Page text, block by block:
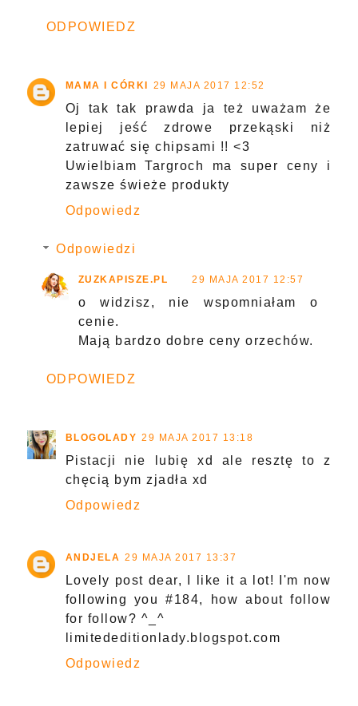
ODPOWIEDZ
MAMA I CÓRKI 29 MAJA 2017 12:52
Oj tak tak prawda ja też uważam że
lepiej jeść zdrowe przekąski niż
zatruwać się chipsami !! <3
Uwielbiam Targroch ma super ceny i
zawsze świeże produkty
Odpowiedz
Odpowiedzi
ZUZKAPISZE.PL 29 MAJA 2017 12:57
o widzisz, nie wspomniałam o
cenie.
Mają bardzo dobre ceny orzechów.
ODPOWIEDZ
BLOGOLADY 29 MAJA 2017 13:18
Pistacji nie lubię xd ale resztę to z
chęcią bym zjadła xd
Odpowiedz
ANDJELA 29 MAJA 2017 13:37
Lovely post dear, I like it a lot! I'm now
following you #184, how about follow
for follow? ^_^
limitededitionlady.blogspot.com
Odpowiedz